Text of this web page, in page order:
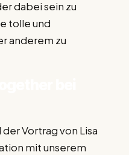
dabei sein zu
tolle und
anderem zu
Vortrag von Lisa
mit unserem